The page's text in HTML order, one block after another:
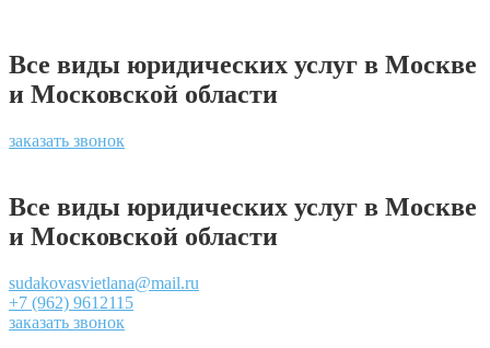
Все виды юридических услуг в Москве
и Московской области
заказать звонок
Все виды юридических услуг в Москве
и Московской области
sudakovasvietlana@mail.ru
+7 (962) 9612115
заказать звонок